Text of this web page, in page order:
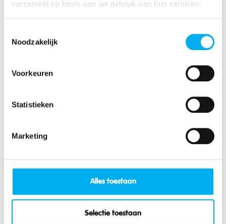
verzameld op basis van uw gebruik van hun services.
Noodzakelijk
Voorkeuren
Statistieken
Marketing
Alles toestaan
Selectie toestaan